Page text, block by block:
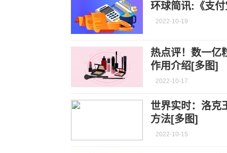
环球简讯:《支
2022-10-19
热点评！数一亿
作用介绍[多图]
2022-10-17
世界实时：洛克
方法[多图]
2022-10-15